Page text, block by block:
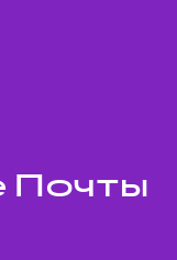
Почты